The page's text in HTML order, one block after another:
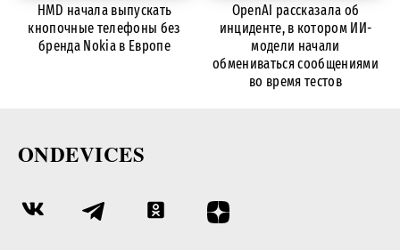
HMD начала выпускать
кнопочные телефоны без
бренда Nokia в Европе
OpenAI рассказала об
инциденте, в котором ИИ-
модели начали
обмениваться сообщениями
во время тестов
ONDEVICES